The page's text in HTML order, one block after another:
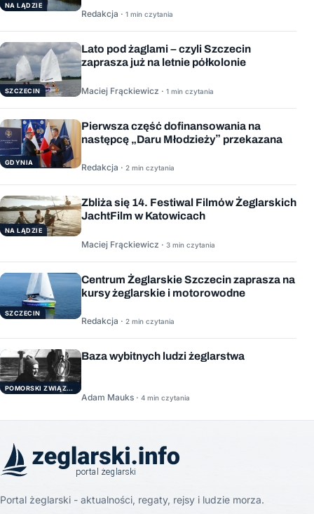
NA LĄDZIE
Redakcja · 1 min czytania
SZCZECIN
Lato pod żaglami – czyli Szczecin
zaprasza już na letnie półkolonie
Maciej Frąckiewicz · 1 min czytania
GDYNIA
Pierwsza część dofinansowania na
następcę „Daru Młodzieży” przekazana
Redakcja · 2 min czytania
NA LĄDZIE
Zbliża się 14. Festiwal Filmów Żeglarskich
JachtFilm w Katowicach
Maciej Frąckiewicz · 3 min czytania
SZCZECIN
Centrum Żeglarskie Szczecin zaprasza na
kursy żeglarskie i motorowodne
Redakcja · 2 min czytania
POMORSKI ZWIĄZEK ŻEGLARSKI
Baza wybitnych ludzi żeglarstwa
Adam Mauks · 4 min czytania
Portal żeglarski - aktualności, regaty, rejsy i ludzie morza.